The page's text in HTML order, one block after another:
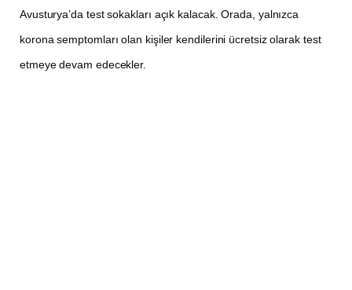
Avusturya’da test sokakları açık kalacak. Orada, yalnızca
korona semptomları olan kişiler kendilerini ücretsiz olarak test
etmeye devam edecekler.